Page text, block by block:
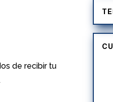
de recibir tu